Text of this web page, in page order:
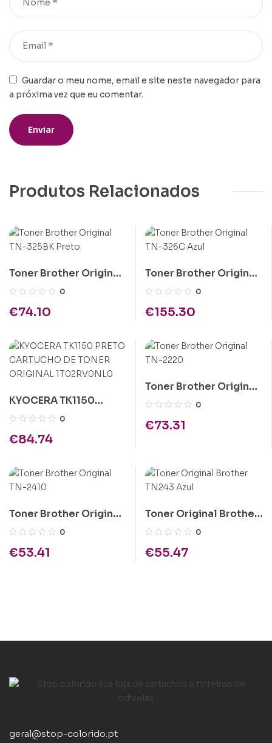
Guardar o meu nome, email e site neste navegador para
a próxima vez que eu comentar.
Produtos Relacionados
Toner Brother Original
TN-325BK Preto
0
€74.10
Toner Brother Original
TN-326C Azul
0
€155.30
KYOCERA TK1150
PRETO CARTUCHO DE
1T02RV0NL0
0
€84.74
Toner Brother Original
TN-2220
0
€73.31
Toner Brother Original
TN-2410
0
€53.41
Toner Original Brother
TN243 Azul
0
€55.47
geral@stop-colorido.pt